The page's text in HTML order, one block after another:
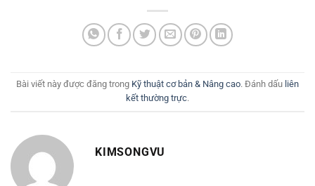
Bài viết này được đăng trong Kỹ thuật cơ bản & Nâng cao. Đánh dấu liên
kết thường trực.
KIMSONGVU